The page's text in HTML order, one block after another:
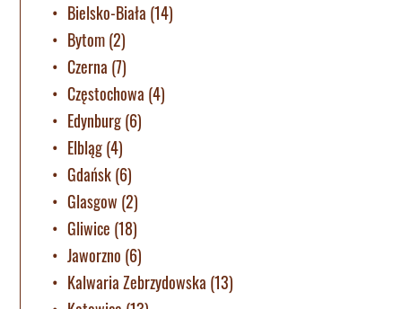
Bielsko-Biała (14)
Bytom(2)
Czerna (7)
Częstochowa (4)
Edynburg(6)
Elbląg(4)
Gdańsk(6)
Glasgow (2)
Gliwice (18)
Jaworzno (6)
Kalwaria Zebrzydowska (13)